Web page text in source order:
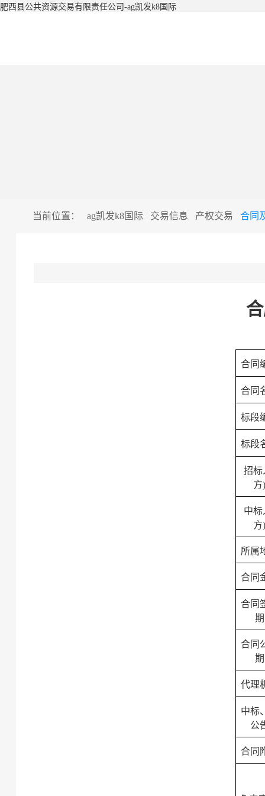
肥西县公共资源交易有限责任公司-ag凯发k8国际
当前位置： ag凯发k8国际 交易信息 产权交易 合同
合同
合同
标段
标段
招标
方
中标
方
所属
合同
合同
合同
代理
中标
公
合同